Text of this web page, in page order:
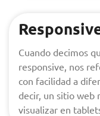
Cuando decimos
responsive, nos
con facilidad a
decir, un sitio web
visualizar en